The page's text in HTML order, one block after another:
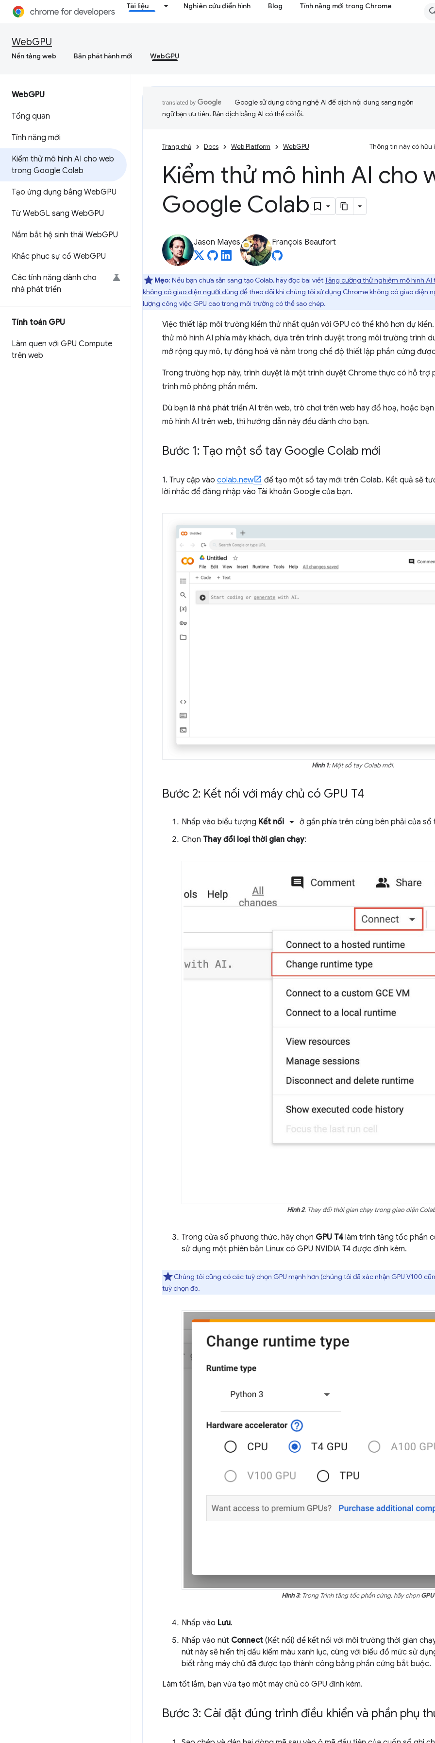
Tài liệu Nghiên cứu điển hình Blog Tính năng mới trong Chrome
WebGPU
Nền tảng web Bản phát hành mới WebGPU
WebGPU
Tổng quan
Tính năng mới
Kiểm thử mô hình AI cho web
trong Google Colab
Tạo ứng dụng bằng WebGPU
Từ WebGL sang WebGPU
Nắm bắt hệ sinh thái WebGPU
Khắc phục sự cố WebGPU
Các tính năng dành cho
nhà phát triển
Tính toán GPU
Làm quen với GPU Compute
trên web
Google sử dụng công nghệ AI để dịch nội dung sang ngôn
ngữ bạn ưu tiên. Bản dịch bằng AI có thể có lỗi.
Trang chủ Docs Web Platform WebGPU Thông tin này có hữu
Kiểm thử mô hình AI cho
Google Colab
Jason Mayes François Beaufort
Mẹo: Nếu bạn chưa sẵn sàng tạo Colab, hãy đọc bài viếtTăng cường thử nghiệm mô hình AI
không có giao diện người dùng để theo dõi khi chúng tôi sử dụng Chrome không có giao diện
lượng công việc GPU cao trong môi trường có thể sao chép.
Việc thiết lập môi trường kiểm thử nhất quán với GPU có thể khó hơn dự
thử mô hình AI phía máy khách, dựa trên trình duyệt trong môi trường trình
mở rộng quy mô, tự động hoá và nằm trong chế độ thiết lập phần cứng
Trong trường hợp này, trình duyệt là một trình duyệt Chrome thực có hỗ trợ
trình mô phỏng phần mềm.
Dù bạn là nhà phát triển AI trên web, trò chơi trên web hay đồ hoạ, hoặc
mô hình AI trên web, thì hướng dẫn này đều dành cho bạn.
Bước 1: Tạo một sổ tay Google Colab mới
1. Truy cập vào colab.new
để tạo một sổ tay mới trên Colab. Kết quả sẽ
lời nhắc để đăng nhập vào Tài khoản Google của bạn.
Hình 1: Một sổ tay Colab mới.
Bước 2: Kết nối với máy chủ có GPU T4
Nhấp vào biểu tượng Kết nối arrow_drop_down ở gần phía trên cùng bên phải của sổ
Chọn Thay đổi loại thời gian chạy:
Hình 2. Thay đổi thời gian chạy trong giao diện
Trong cửa sổ phương thức, hãy chọn GPU T4 làm trình tăng tốc phần
sử dụng một phiên bản Linux có GPU NVIDIA T4 được đính kèm.
Chúng tôi cũng có các tuỳ chọn GPU mạnh hơn (chúng tôi đã xác nhận GPU V100
tuỳ chọn đó.
Hình 3: Trong Trình tăng tốc phần cứng, hãy chọn
Nhấp vào Lưu.
Nhấp vào nút Connect (Kết nối) để kết nối với môi trường thời gian
nút này sẽ hiển thị dấu kiểm màu xanh lục, cùng với biểu đồ mức sử
biết rằng máy chủ đã được tạo thành công bằng phần cứng bắt buộc.
Làm tốt lắm, bạn vừa tạo một máy chủ có GPU đính kèm.
Bước 3: Cài đặt đúng trình điều khiển và phần phụ